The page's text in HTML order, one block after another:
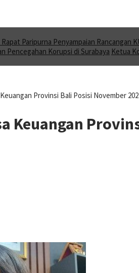
Paripurna Penyampaian Rancangan
Pencegahan Korupsi di Surabaya Ketua
Provinsi Bali Posisi November
Keuangan